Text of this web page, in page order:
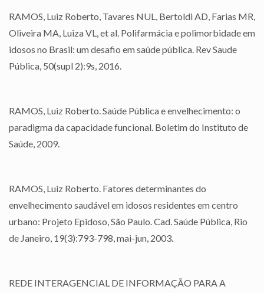
RAMOS, Luiz Roberto, Tavares NUL, Bertoldi AD, Farias MR,
Oliveira MA, Luiza VL, et al. Polifarmácia e polimorbidade em
idosos no Brasil: um desafio em saúde pública. Rev Saude
Pública, 50(supl 2):9s, 2016.
RAMOS, Luiz Roberto. Saúde Pública e envelhecimento: o
paradigma da capacidade funcional. Boletim do Instituto de
Saúde, 2009.
RAMOS, Luiz Roberto. Fatores determinantes do
envelhecimento saudável em idosos residentes em centro
urbano: Projeto Epidoso, São Paulo. Cad. Saúde Pública, Rio
de Janeiro, 19(3):793-798, mai-jun, 2003.
REDE INTERAGENCIAL DE INFORMAÇÃO PARA A